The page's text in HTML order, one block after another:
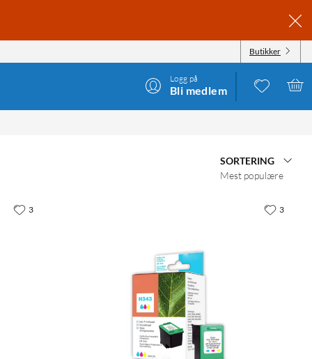
Butikker
Logg på
Bli medlem
SORTERING
Mest populære
3 3